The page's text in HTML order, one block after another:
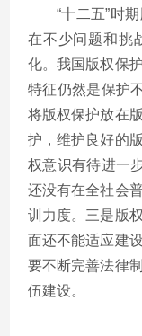
“十二五”时期
在不少问题和挑
化。我国版权保
特征仍然是保护
将版权保护放在
护，维护良好的
权意识有待进一
还没有在全社会
训力度。三是版
面还不能适应建
要不断完善法律
伍建设。